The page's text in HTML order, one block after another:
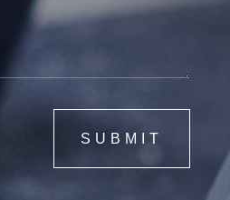
SUBMIT